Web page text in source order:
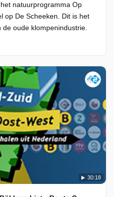
natuurprogramma Op
op De Scheeken. Dit is het
oude klompenindustrie.
30:18